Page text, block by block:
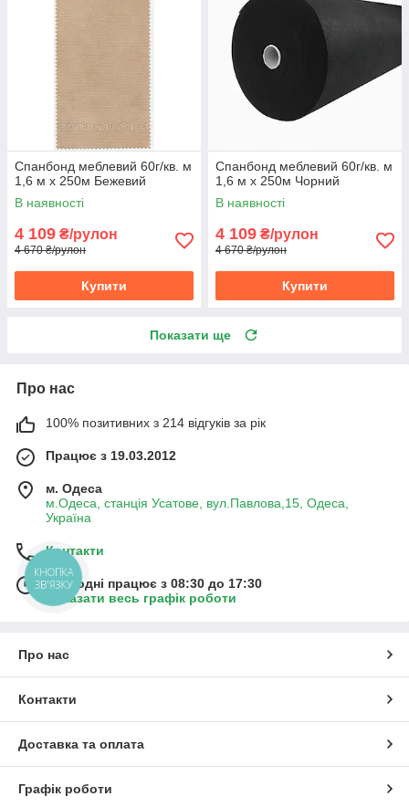
Спанбонд меблевий 60г/кв. м
1,6 м х 250м Бежевий
В наявності
4 109 ₴/рулон
4 670 ₴/рулон
Купити
Спанбонд меблевий 60г/кв. м
1,6 м х 250м Чорний
В наявності
4 109 ₴/рулон
4 670 ₴/рулон
Купити
Показати ще
Про нас
100% позитивних з 214 відгуків за рік
Працює з 19.03.2012
м. Одеса
м.Одеса, станція Усатове, вул.Павлова,15, Одеса,
Україна
Контакти
Сьогодні працює з 08:30 до 17:30
Показати весь графік роботи
Про нас
Контакти
Доставка та оплата
Графік роботи
КНОПКА
ЗВ'ЯЗКУ